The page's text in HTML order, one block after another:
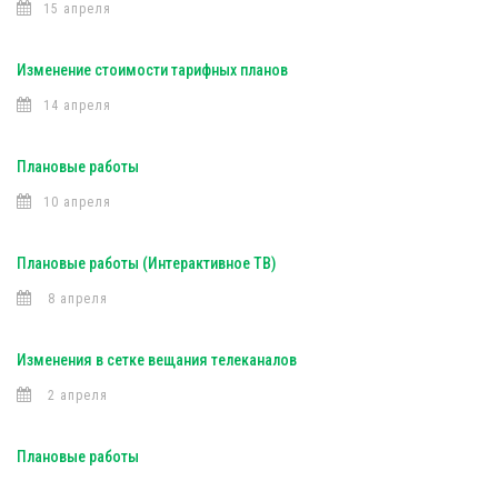
15 апреля
Изменение стоимости тарифных планов
14 апреля
Плановые работы
10 апреля
Плановые работы (Интерактивное ТВ)
8 апреля
Изменения в сетке вещания телеканалов
2 апреля
Плановые работы